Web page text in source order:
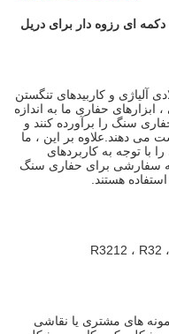
ای رزوه دار برای دریل
آلیاژی و کاربیدهای تنگستن
حفاری ما به اندازه
سنگ را برآورده کنند و
می دهند.علاوه بر این ، ما
توجه به کاربردهای
سفارشی برای حفاری سنگ
هستند.
های مشتری یا نقاشی